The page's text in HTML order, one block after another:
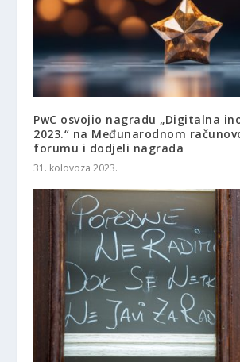
PwC osvojio nagradu „Digitalna
2023.“ na Međunarodnom
forumu i dodjeli nagrada
31. kolovoza 2023.